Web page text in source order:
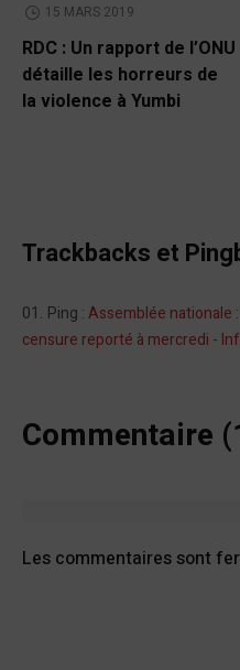
15 MARS 2019
RDC : Un rapport de l’ONU
détaille les horreurs de
la violence à Yumbi
Trackbacks et
Ping :Assemblée nationale
censure reporté à mercredi -
Commentaire
Les commentaires sont